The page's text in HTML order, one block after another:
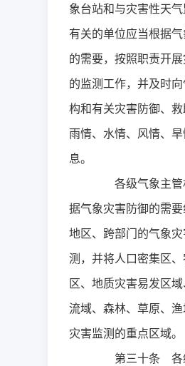
象台站和与灾害性天
有关的单位应当根据
的需要，按照职责开
的监测工作，并及时
构和有关灾害防御、
雨情、水情、风情、
息。
各级气象主管
据气象灾害防御的需
地区、跨部门的气象
测，并将人口密集区
区、地质灾害易发区
流域、森林、草原、
灾害监测的重点区域。
第三十条 各